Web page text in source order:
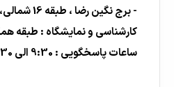
- برج نگین رضا ، طبقه 16 شمالی، واحد 1602
کارشناسی و نمایشگاه : طبقه
ساعات پاسخگویی : 9:30 الی 16:30